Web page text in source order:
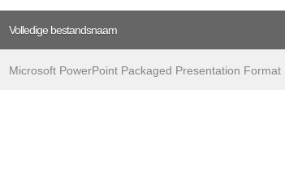
Volledige bestandsnaam
Microsoft PowerPoint Packaged Presentation Format